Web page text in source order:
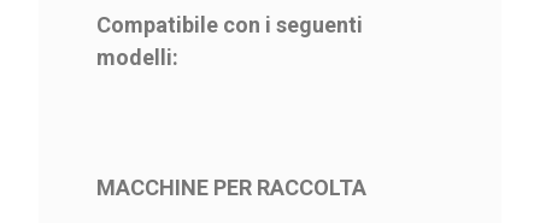
Compatibile con i seguenti
modelli:
MACCHINE PER RACCOLTA